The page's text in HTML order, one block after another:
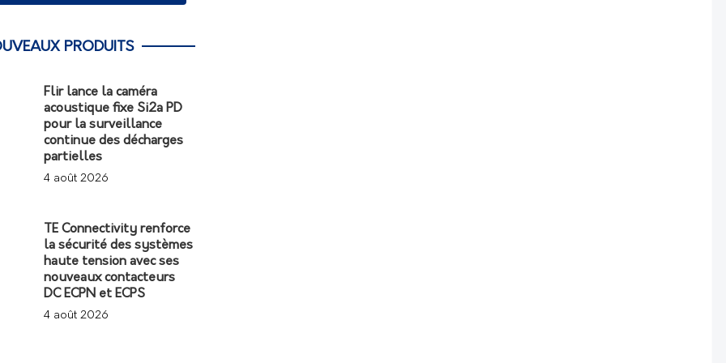
PRODUITS
Flir lance la caméra
acoustique fixe Si2a PD
pour la surveillance
continue des décharges
partielles
4 août 2026
TE Connectivity renforce
la sécurité des systèmes
haute tension avec ses
nouveaux contacteurs
DC ECPN et ECPS
4 août 2026